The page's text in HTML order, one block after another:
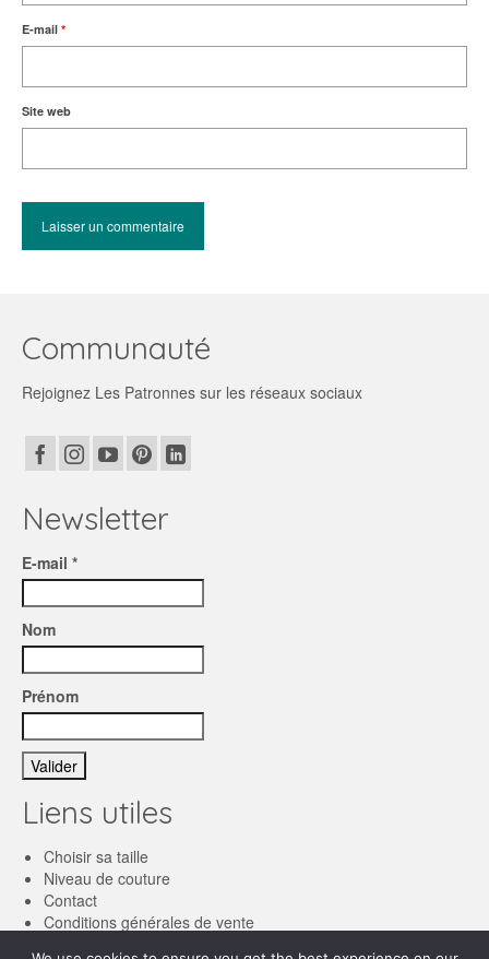
E-mail *
Site web
Communauté
Rejoignez Les Patronnes sur les réseaux sociaux
Newsletter
E-mail *
Nom
Prénom
Liens utiles
Choisir sa taille
Niveau de couture
Contact
Conditions générales de vente